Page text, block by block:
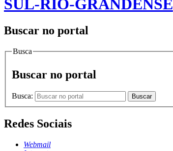
SUL-RIO-GRANDENSE
Buscar no portal
Busca
Buscar no portal
Busca: Buscar
Redes Sociais
Webmail